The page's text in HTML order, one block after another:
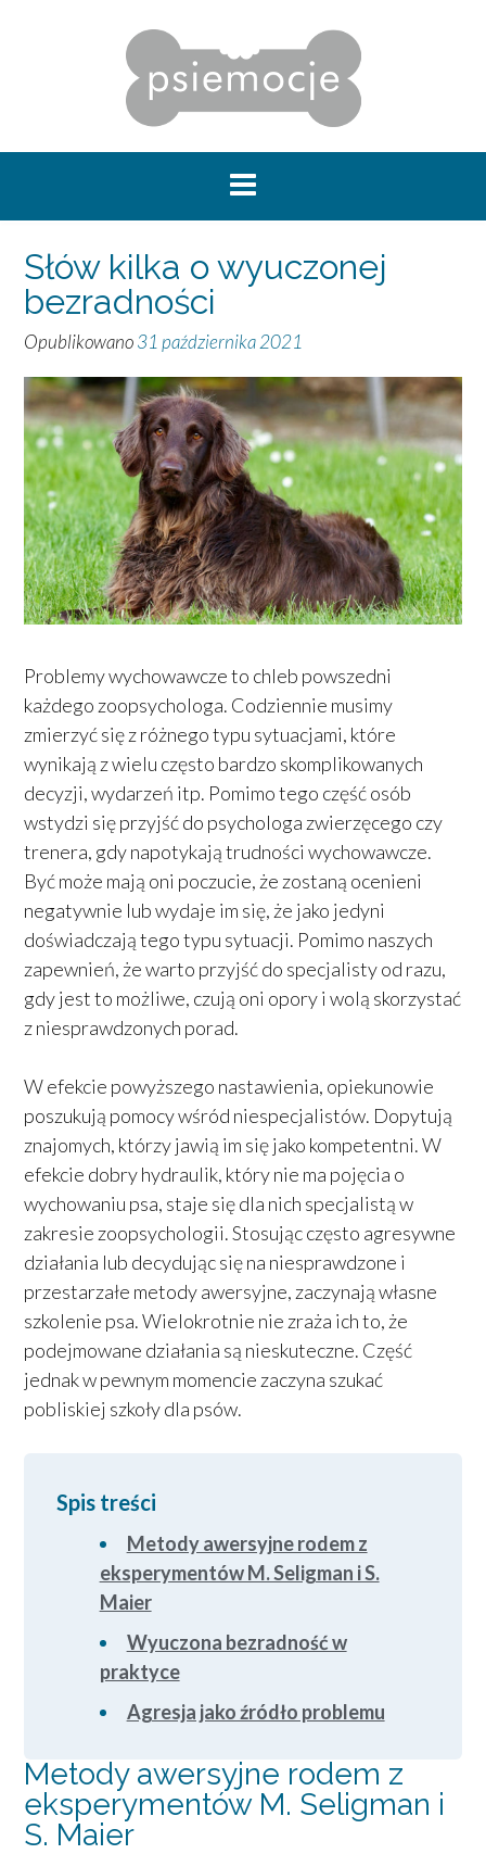
Słów kilka o wyuczonej
bezradności
Opublikowano31 października 2021
Problemy wychowawcze to chleb powszedni
każdego zoopsychologa. Codziennie musimy
zmierzyć się z różnego typu sytuacjami, które
wynikają z wielu często bardzo skomplikowanych
decyzji, wydarzeń itp. Pomimo tego część osób
wstydzi się przyjść do psychologa zwierzęcego czy
trenera, gdy napotykają trudności wychowawcze.
Być może mają oni poczucie, że zostaną ocenieni
negatywnie lub wydaje im się, że jako jedyni
doświadczają tego typu sytuacji. Pomimo naszych
zapewnień, że warto przyjść do specjalisty od razu,
gdy jest to możliwe, czują oni opory i wolą skorzystać
z niesprawdzonych porad.
W efekcie powyższego nastawienia, opiekunowie
poszukują pomocy wśród niespecjalistów. Dopytują
znajomych, którzy jawią im się jako kompetentni. W
efekcie dobry hydraulik, który nie ma pojęcia o
wychowaniu psa, staje się dla nich specjalistą w
zakresie zoopsychologii. Stosując często agresywne
działania lub decydując się na niesprawdzone i
przestarzałe metody awersyjne, zaczynają własne
szkolenie psa. Wielokrotnie nie zraża ich to, że
podejmowane działania są nieskuteczne. Część
jednak w pewnym momencie zaczyna szukać
pobliskiej szkoły dla psów.
Spis treści
Metody awersyjne rodem z
eksperymentów M. Seligman i S.
Maier
Wyuczona bezradność w
praktyce
Agresja jako źródło problemu
Metody awersyjne rodem z
eksperymentów M. Seligman i
S. Maier